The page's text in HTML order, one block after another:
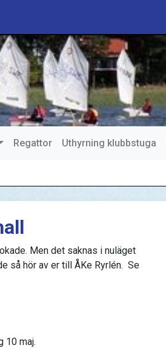
Regattor Uthyrning klubbstuga
Men det saknas i nuläget
så hör av er till ÅKe Ryrlén. Se
10 maj.